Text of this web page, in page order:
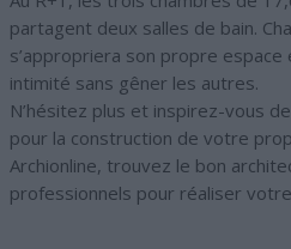
partagent deux salles de bain.
s’appropriera son propre
intimité sans gêner les autres.
N’hésitez plus et inspirez-vous
pour la construction de votre
Archionline, trouvez le bon
professionnels pour réaliser